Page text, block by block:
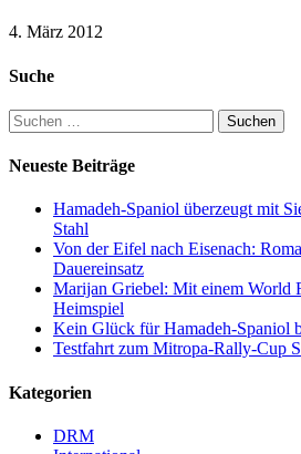
4. März 2012
Suche
Suchen
nach:
Neueste Beiträge
Hamadeh-Spaniol überzeugt mit
Stahl
Von der Eifel nach Eisenach:
Dauereinsatz
Marijan Griebel: Mit einem World
Heimspiel
Kein Glück für Hamadeh-Spaniol
Testfahrt zum Mitropa-Rally-Cup
Kategorien
DRM